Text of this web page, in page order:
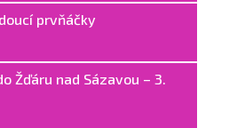
prvňáčky
Žďáru nad Sázavou – 3.